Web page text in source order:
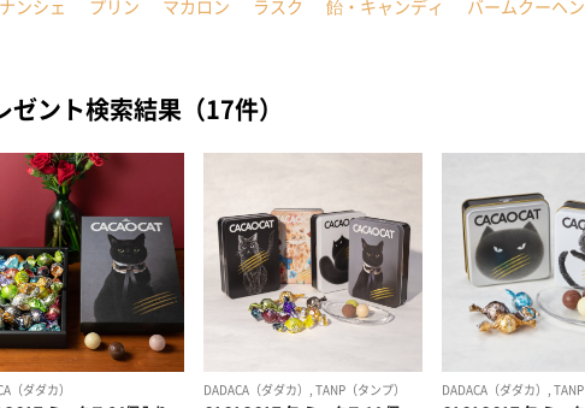
ンシェ
プリン マカロン ラスク 飴・キャンディ バームクーヘン
ゼント検索結果（17件）